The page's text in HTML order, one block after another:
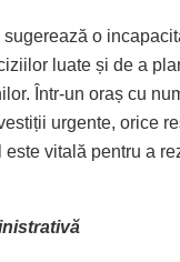
o
luate și de a
Într-un oraș cu
urgente, orice
vitală pentru a